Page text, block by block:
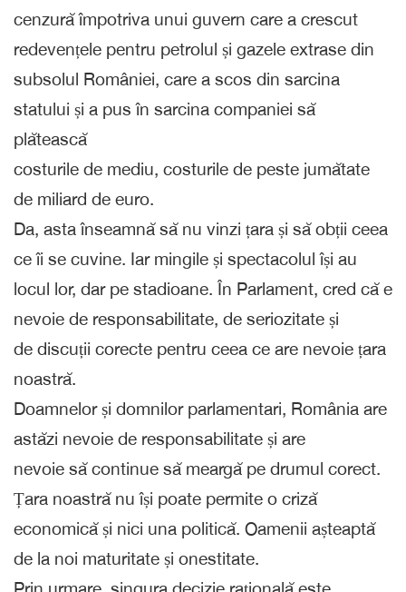
cenzură împotriva unui guvern care a crescut
redevențele pentru petrolul și gazele extrase din
subsolul României, care a scos din sarcina
statului și a pus în sarcina companiei să
plătească
costurile de mediu, costurile de peste jumătate
de miliard de euro.
Da, asta înseamnă să nu vinzi țara și să obții ceea
ce îi se cuvine. Iar mingile și spectacolul își au
locul lor, dar pe stadioane. În Parlament, cred că e
nevoie de responsabilitate, de seriozitate și
de discuții corecte pentru ceea ce are nevoie țara
noastră.
Doamnelor și domnilor parlamentari, România are
astăzi nevoie de responsabilitate și are
nevoie să continue să meargă pe drumul corect.
Țara noastră nu își poate permite o criză
economică și nici una politică. Oamenii așteaptă
de la noi maturitate și onestitate.
Prin urmare, singura decizie rațională este